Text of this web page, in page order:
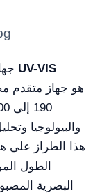
والبيولوجيا
هذا الطراز على
الطول